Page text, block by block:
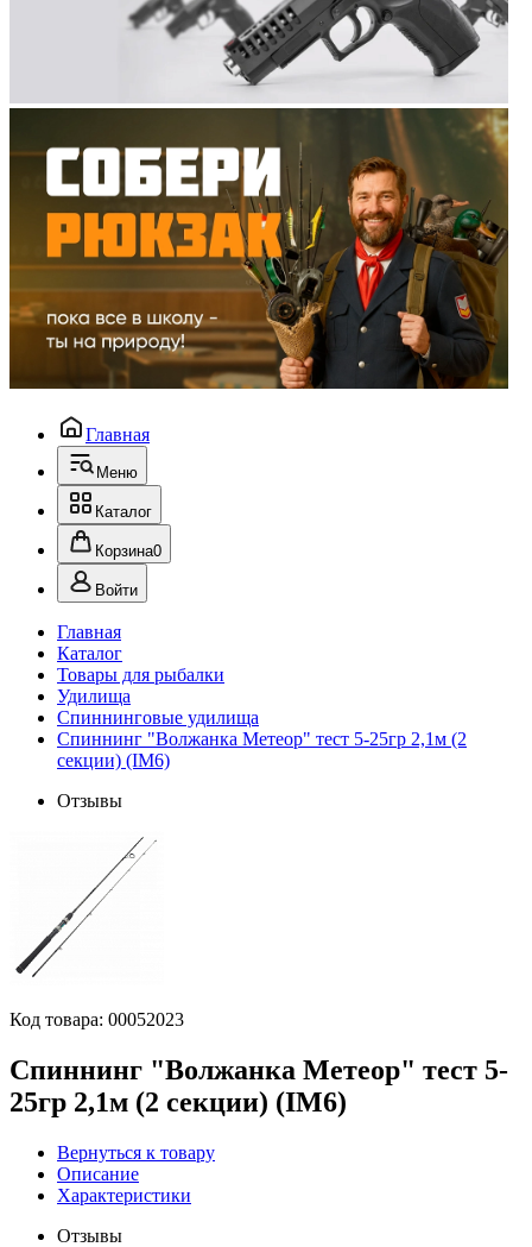
Главная
Меню
Каталог
Корзина0
Войти
Главная
Каталог
Товары для рыбалки
Удилища
Спиннинговые удилища
Спиннинг "Волжанка Метеор" тест 5-25гр 2,1м (2
секции) (IM6)
Отзывы
Код товара: 00052023
Спиннинг "Волжанка Метеор" тест 5-
25гр 2,1м (2 секции) (IM6)
Вернуться к товару
Описание
Характеристики
Отзывы